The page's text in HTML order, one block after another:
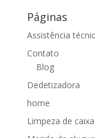
Páginas
Assistência
Contato
Blog
Dedetizadora
home
Limpeza de